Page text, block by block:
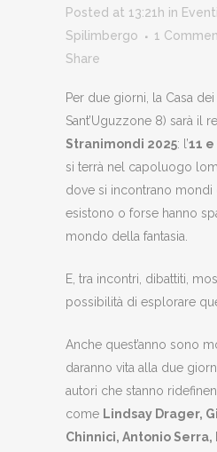
Posted at 13:21h in Eventi
Spilimbergo
1
Share
Per due giorni, la Casa
Sant’Uguzzone 8) sarà il
Stranimondi 2025: l’11
si terrà nel capoluogo
dove si incontrano mondi
esistono o forse hanno
mondo della fantasia.
E, tra incontri, dibattiti,
possibilità di esplorare
Anche quest’anno sono
daranno vita alla due
autori che stanno
come Lindsay Drager,
Chinnici, Antonio Serra,